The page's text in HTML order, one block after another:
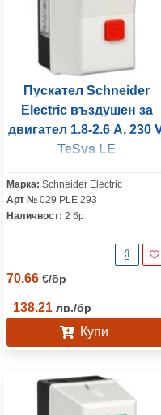
Пускател Schneider
Electric въздушен за
двигател 1.8-2.6 A, 230
TeSys LE
Марка: Schneider Electric
Арт № 029 PLE 293
Наличност: 2 бр
70.66 €/бр
138.21 лв./бр
Купи